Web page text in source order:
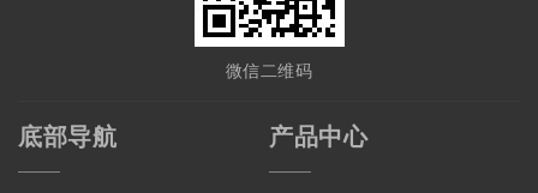
微信二维码
产品中心
底部导航